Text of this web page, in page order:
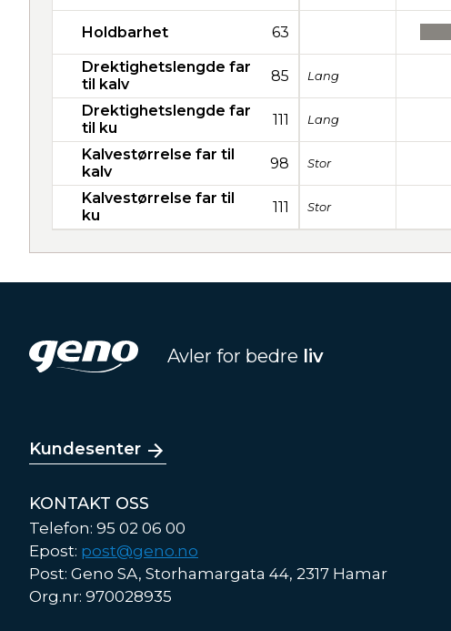
Holdbarhet 63
Drektighetslengde far
til kalv
85 Lang
Drektighetslengde far
til ku
111 Lang
Kalvestørrelse far til
kalv
98 Stor
Kalvestørrelse far til
ku
111 Stor
Avler for bedre liv
Kundesenter
KONTAKT OSS
Telefon: 95 02 06 00
Epost: post@geno.no
Post: Geno SA, Storhamargata 44, 2317 Hamar
Org.nr: 970028935